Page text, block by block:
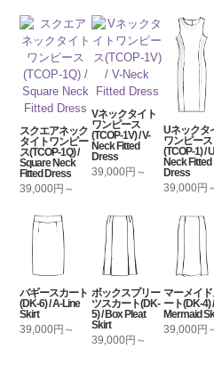
スクエアネック
タイトワンピー
ス(TCOP-1Q) /
Square Neck
Fitted Dress
39,000円～
Vネックタイト
ワンピース
(TCOP-1V) / V-
Neck Fitted
Dress
39,000円～
Uネックタ
ワンピース
(TCOP-1) /
Neck Fitted
Dress
39,000円
バギースカート
(DK-6) / A-Line
Skirt
39,000円～
ボックスプリー
ツスカート(DK-
5) / Box Pleat
Skirt
39,000円～
マーメイ
ート(DK-4) /
Mermaid
39,000円